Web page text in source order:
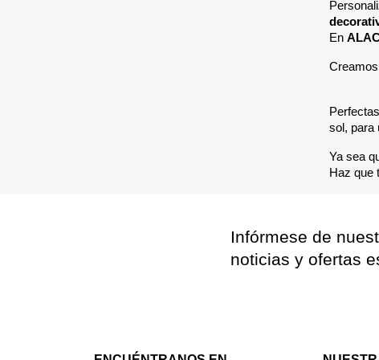
En
Creamos
sol, para
Ya sea
Haz que
Infórmese de
noticias y ofertas